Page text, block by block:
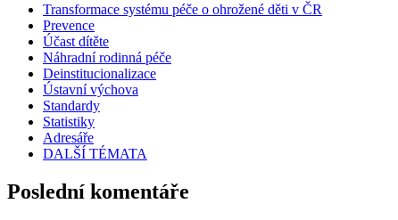
Transformace systému péče o ohrožené děti v ČR
Prevence
Účast dítěte
Náhradní rodinná péče
Deinstitucionalizace
Ústavní výchova
Standardy
Statistiky
Adresáře
DALŠÍ TÉMATA
Poslední komentáře